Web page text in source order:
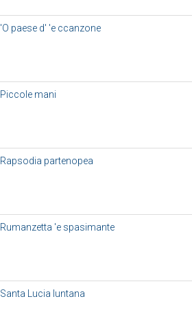
'O paese d' 'e ccanzone
Piccole mani
Rapsodia partenopea
Rumanzetta 'e spasimante
Santa Lucia luntana